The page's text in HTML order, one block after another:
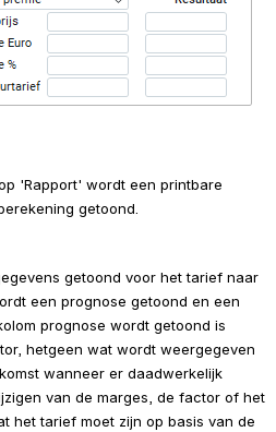
'Rapport' wordt een printbare
getoond.
getoond voor het tarief naar
een prognose getoond en een
prognose wordt getoond is
hetgeen wat wordt weergegeven
wanneer er daadwerkelijk
van de marges, de factor of het
het tarief moet zijn op basis van de